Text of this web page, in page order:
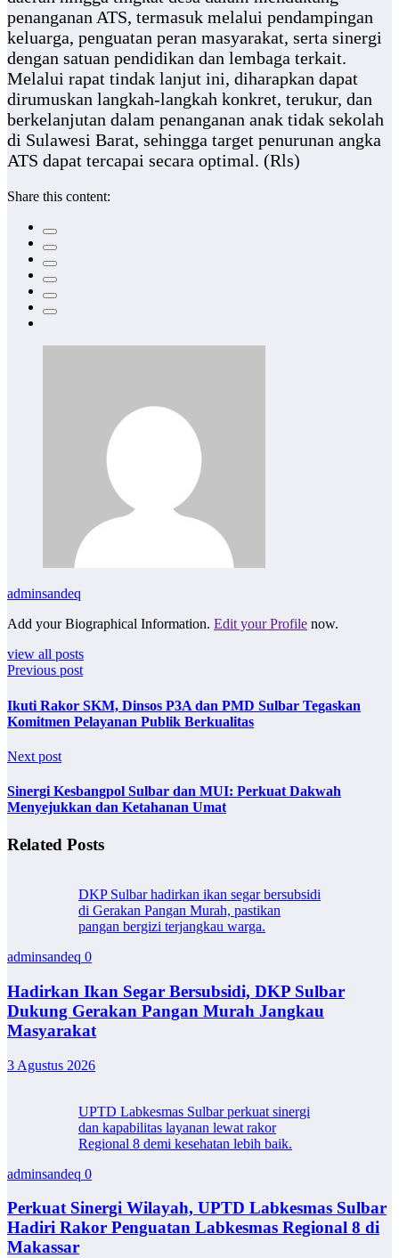
penanganan ATS, termasuk melalui pendampingan
keluarga, penguatan peran masyarakat, serta sinergi
dengan satuan pendidikan dan lembaga terkait.
Melalui rapat tindak lanjut ini, diharapkan dapat
dirumuskan langkah-langkah konkret, terukur, dan
berkelanjutan dalam penanganan anak tidak sekolah
di Sulawesi Barat, sehingga target penurunan angka
ATS dapat tercapai secara optimal. (Rls)
Share this content:
adminsandeq
Add your Biographical Information. Edit your Profile now.
view all posts
Previous post
Ikuti Rakor SKM, Dinsos P3A dan PMD Sulbar Tegaskan
Komitmen Pelayanan Publik Berkualitas
Next post
Sinergi Kesbangpol Sulbar dan MUI: Perkuat Dakwah
Menyejukkan dan Ketahanan Umat
Related Posts
DKP Sulbar hadirkan ikan segar bersubsidi
di Gerakan Pangan Murah, pastikan
pangan bergizi terjangkau warga.
adminsandeq 0
Hadirkan Ikan Segar Bersubsidi, DKP Sulbar
Dukung Gerakan Pangan Murah Jangkau
Masyarakat
3 Agustus 2026
UPTD Labkesmas Sulbar perkuat sinergi
dan kapabilitas layanan lewat rakor
Regional 8 demi kesehatan lebih baik.
adminsandeq 0
Perkuat Sinergi Wilayah, UPTD Labkesmas Sulbar
Hadiri Rakor Penguatan Labkesmas Regional 8 di
Makassar